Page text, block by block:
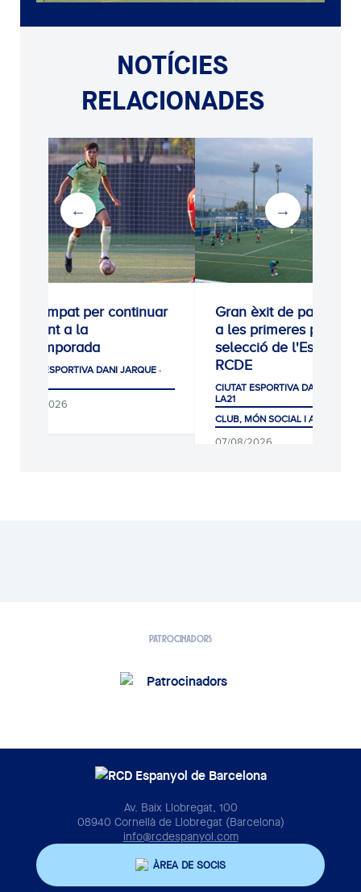
NOTÍCIES
RELACIONADES
0-0: Empat per continuar
creixent a la
pretemporada
CIUTAT ESPORTIVA DANI JARQUE ·
08/08/2026
Gran èxit de
a les primeres proves
selecció de l'Escola
RCDE
CIUTAT ESPORTIVA DANI
LA21
CLUB, MÓN SOCIAL I AFICIÓ
07/08/2026
PATROCINADORS
Av. Baix Llobregat, 100
08940 Cornellà de Llobregat (Barcelona)
info@rcdespanyol.com
ÀREA DE SOCIS